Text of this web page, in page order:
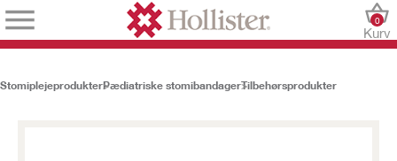
Kurv
0
StomiplejeprodukterPædiatriske stomibandagerTilbehørsprodukter